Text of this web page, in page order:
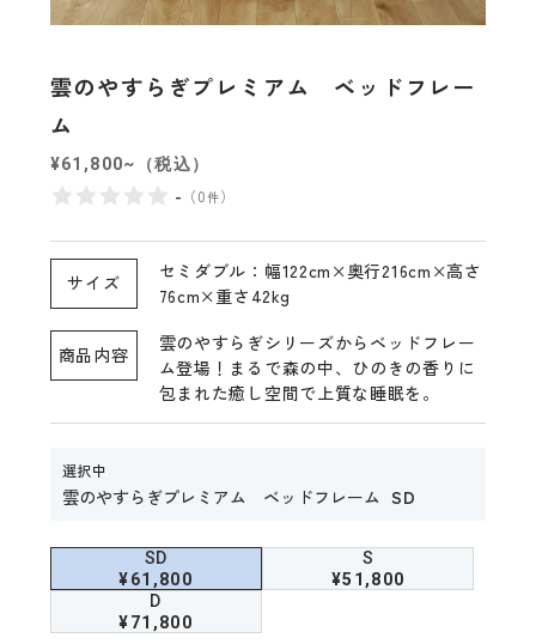
雲のやすらぎプレミアム ベッドフレー
ム
¥61,800~（税込）
- （0件）
サイズ
セミダブル：幅122cm×奥行216cm×高さ
76cm×重さ42kg
商品内容
雲のやすらぎシリーズからベッドフレー
ム登場！まるで森の中、ひのきの香りに
包まれた癒し空間で上質な睡眠を。
選択中
雲のやすらぎプレミアム ベッドフレーム SD
SD
¥61,800
S
¥51,800
D
¥71,800